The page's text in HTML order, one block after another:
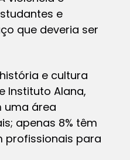
e
que deveria ser
e cultura
Instituto Alana,
uma área
apenas 8% têm
profissionais para